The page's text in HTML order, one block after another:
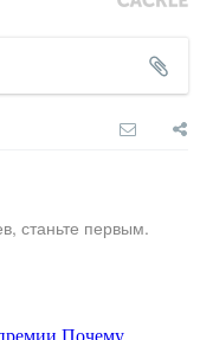
станьте первым.